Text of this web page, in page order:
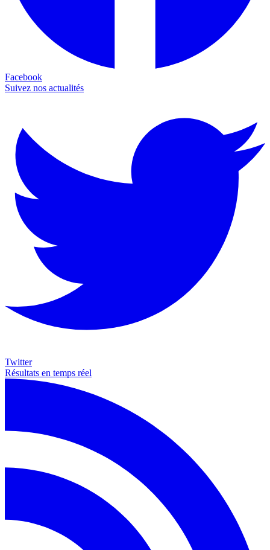
Facebook
Suivez nos actualités
Twitter
Résultats en temps réel